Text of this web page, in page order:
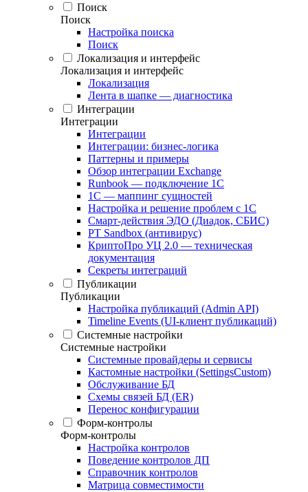
Поиск
Поиск
Настройка поиска
Поиск
Локализация и интерфейс
Локализация и интерфейс
Локализация
Лента в шапке — диагностика
Интеграции
Интеграции
Интеграции
Интеграции: бизнес-логика
Паттерны и примеры
Обзор интеграции Exchange
Runbook — подключение 1С
1С — маппинг сущностей
Настройка и решение проблем с 1С
Смарт-действия ЭДО (Диадок, СБИС)
PT Sandbox (антивирус)
КриптоПро УЦ 2.0 — техническая
документация
Секреты интеграций
Публикации
Публикации
Настройка публикаций (Admin API)
Timeline Events (UI-клиент публикаций)
Системные настройки
Системные настройки
Системные провайдеры и сервисы
Кастомные настройки (SettingsCustom)
Обслуживание БД
Схемы связей БД (ER)
Перенос конфигурации
Форм-контролы
Форм-контролы
Настройка контролов
Поведение контролов ДП
Справочник контролов
Матрица совместимости